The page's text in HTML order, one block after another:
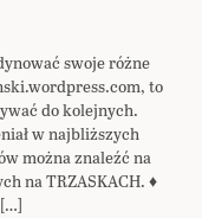
swoje różne
to
do kolejnych.
w najbliższych
można znaleźć na
na TRZASKACH. ♦